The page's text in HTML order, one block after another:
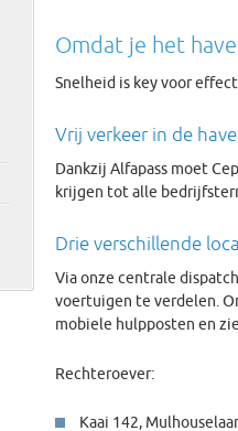
Omdat je het
Snelheid is key voor
Vrij verkeer in de
Dankzij Alfapass moet
krijgen tot alle
Drie verschillende
Via onze centrale
voertuigen te verdelen.
mobiele hulpposten en
Rechteroever:
Kaai 142,